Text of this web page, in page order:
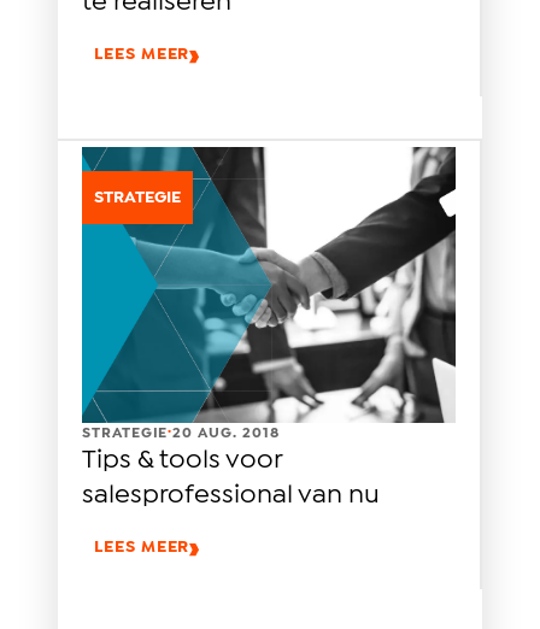
LEES MEER
STRATEGIE
STRATEGIE.20 AUG. 2018
Tips & tools voor
salesprofessional van nu
LEES MEER